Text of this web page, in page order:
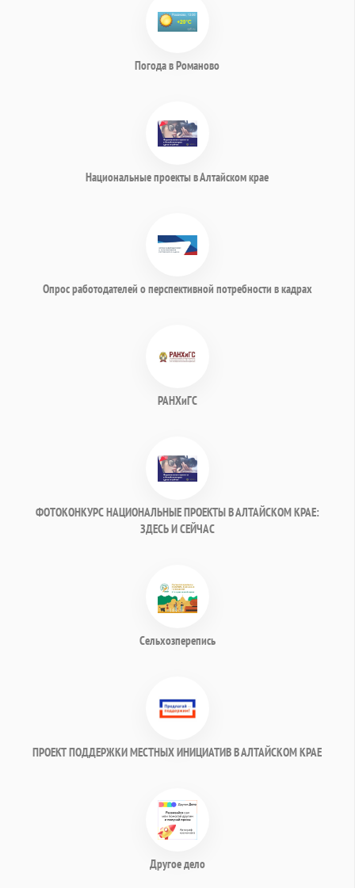
Погода в Романово
Национальные проекты в Алтайском крае
Опрос работодателей о перспективной потребности в кадрах
РАНХиГС
ФОТОКОНКУРС НАЦИОНАЛЬНЫЕ ПРОЕКТЫ В АЛТАЙСКОМ КРАЕ:
ЗДЕСЬ И СЕЙЧАС
Сельхозперепись
ПРОЕКТ ПОДДЕРЖКИ МЕСТНЫХ ИНИЦИАТИВ В АЛТАЙСКОМ КРАЕ
Другое дело